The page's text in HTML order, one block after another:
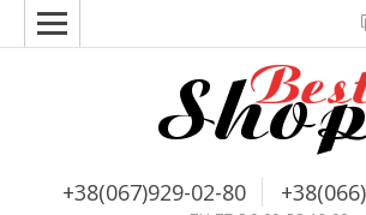
+38(067)929-02-80